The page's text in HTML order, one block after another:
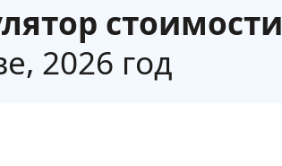
стоимости
2026 год